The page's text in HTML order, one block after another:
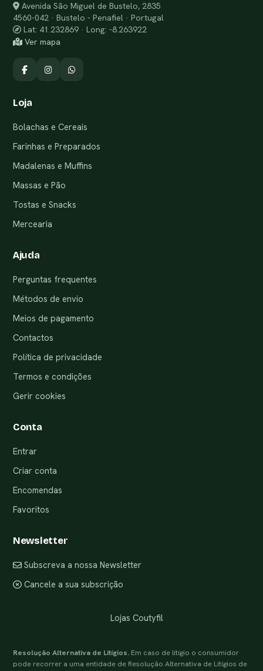
Avenida São Miguel de Bustelo, 2835
4560-042 · Bustelo - Penafiel · Portugal
Lat: 41.232869 · Long: -8.263922
Ver mapa
Loja
Bolachas e Cereais
Farinhas e Preparados
Madalenas e Muffins
Massas e Pão
Tostas e Snacks
Mercearia
Ajuda
Perguntas frequentes
Métodos de envio
Meios de pagamento
Contactos
Política de privacidade
Termos e condições
Gerir cookies
Conta
Entrar
Criar conta
Encomendas
Favoritos
Newsletter
Subscreva a nossa Newsletter
Cancele a sua subscrição
Lojas Coutyfil
Resolução Alternativa de Litígios. Em caso de litígio o consumidor
pode recorrer a uma entidade de Resolução Alternativa de Litígios de